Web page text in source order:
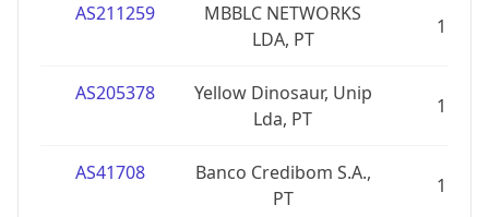
AS211259
MBBLC NETWORKS
LDA, PT
1
AS205378
Yellow Dinosaur, Unip
Lda, PT
1
AS41708
Banco Credibom S.A.,
PT
1